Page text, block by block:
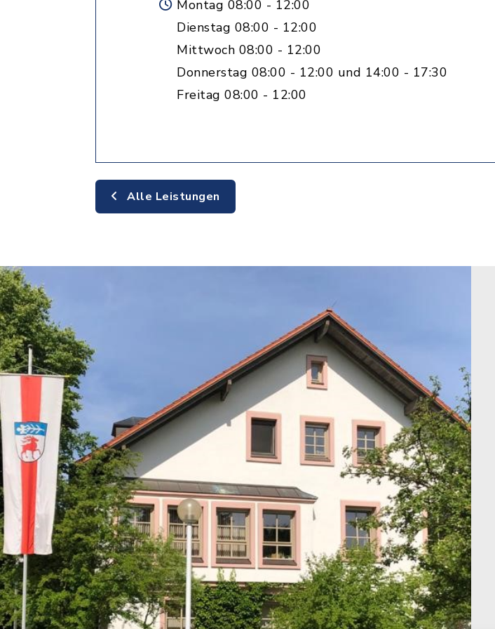
Montag 08:00 - 12:00
Dienstag 08:00 - 12:00
Mittwoch 08:00 - 12:00
Donnerstag 08:00 - 12:00 und 14:00 - 17:30
Freitag 08:00 - 12:00
Alle Leistungen